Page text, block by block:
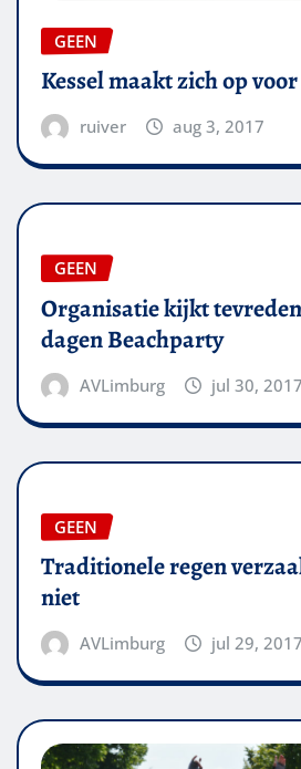
GEEN
Kessel maakt zich op
ruiver aug 3, 2017
GEEN
Organisatie kijkt
dagen Beachparty
AVLimburg jul 30, 2017
GEEN
Traditionele regen
niet
AVLimburg jul 29, 2017